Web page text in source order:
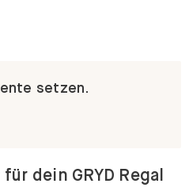
setzen.
dein GRYD Regal